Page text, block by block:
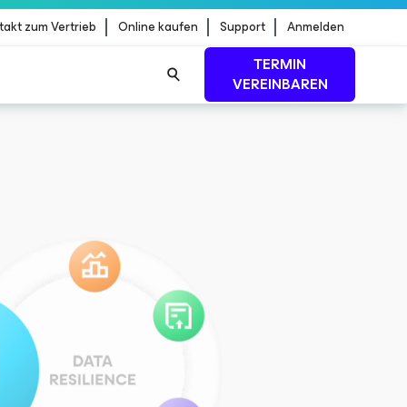
zum Vertrieb Online kaufen Support Anmelden
TERMIN
VEREINBAREN